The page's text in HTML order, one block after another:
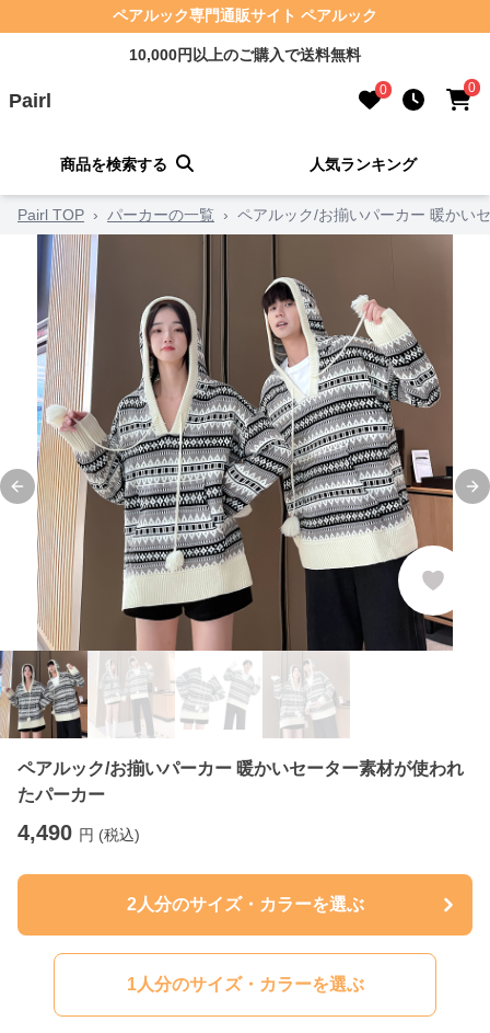
ペアルック専門通販サイト ペアルック
10,000円以上のご購入で送料無料
Pairl 0 0
商品を検索する 人気ランキング
Pairl TOP › パーカーの一覧 › ペアルック/お揃いパーカー 暖かい
Previous slide
ペアルック/お揃いパーカー 暖かいセーター素材が使われ
たパーカー
4,490 円 (税込)
2人分のサイズ・カラーを選ぶ
1人分のサイズ・カラーを選ぶ